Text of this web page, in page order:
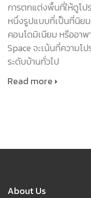
การตกแต่งพื้นที่ให้ดูโป
หนึ่งรูปแบบที่เป็นที่นิย
คอนโดมิเนียม หรืออา
Space จะเน้นที่ความโ
ระดับบ้านทั่วไป
Read more
About Us